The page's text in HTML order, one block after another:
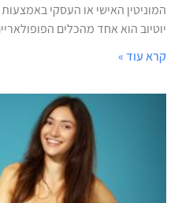
המוניטין האישי או העסקי
יוטיוב הוא אחד מהכלים
קרא עוד »